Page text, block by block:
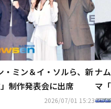
・ミン＆イ・ソルら、新
制作発表会に出席
2026/07/01 15:23
ナ
マ
初放